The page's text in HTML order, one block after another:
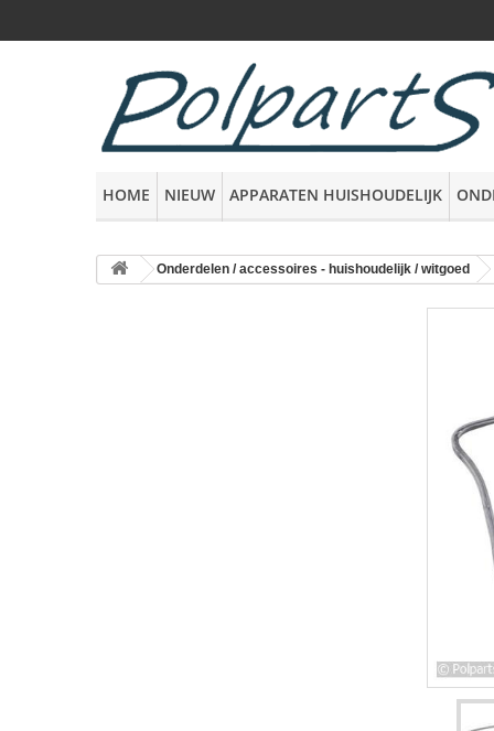
HOME NIEUW APPARATEN HUISHOUDELIJK
Onderdelen / accessoires - huishoudelijk / witgoed